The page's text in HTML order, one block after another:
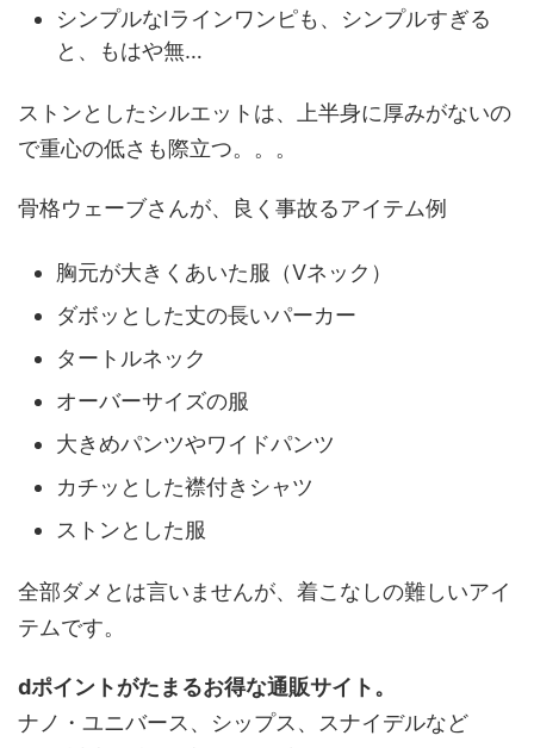
シンプルなⅠラインワンピも、シンプルすぎる
と、もはや無…
ストンとしたシルエットは、上半身に厚みがないの
で重心の低さも際立つ。。。
骨格ウェーブさんが、良く事故るアイテム例
胸元が大きくあいた服（Vネック）
ダボッとした丈の長いパーカー
タートルネック
オーバーサイズの服
大きめパンツやワイドパンツ
カチッとした襟付きシャツ
ストンとした服
全部ダメとは言いませんが、着こなしの難しいアイ
テムです。
dポイントがたまるお得な通販サイト。
ナノ・ユニバース、シップス、スナイデルなど